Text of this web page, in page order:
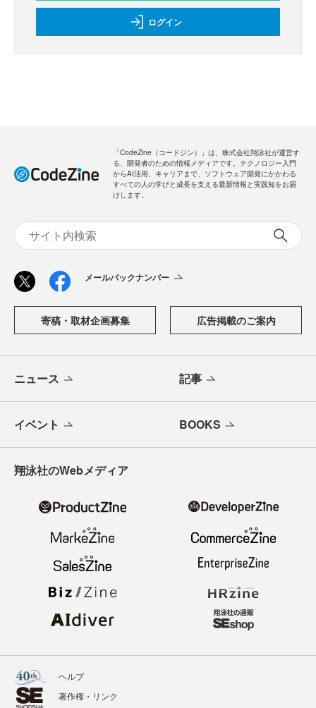
ログイン
「CodeZine（コードジン）」は、株式会社翔泳社が運営す
る、開発者のための情報メディアです。テクノロジー入門
からAI活用、キャリアまで、ソフトウェア開発にかかわる
すべての人の学びと成長を支える最新情報と実践知をお届
けします。
メールバックナンバー
寄稿・取材企画募集 広告掲載のご案内
ニュース 記事
イベント BOOKS
翔泳社のWebメディア
ヘルプ
著作権・リンク